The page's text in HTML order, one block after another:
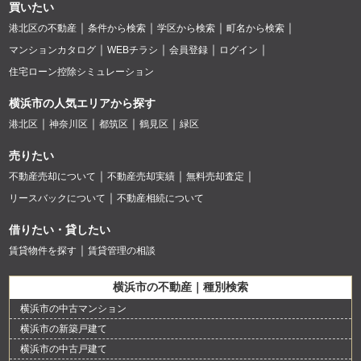
買いたい
港北区の不動産 条件から検索 学区から検索
町名から検索
マンションカタログ
WEBチラシ 会員登録
ログイン
住宅ローン控除シミュレーション
横浜市の人気エリアから探す
港北区 神奈川区 都筑区 鶴見区 緑区
売りたい
不動産売却について 不動産売却実績
無料売却査定
リースバックについて
不動産相続について
借りたい・貸したい
賃貸物件を探す 賃貸管理の相談
横浜市の不動産｜種別検索
横浜市の中古マンション
横浜市の新築戸建て
横浜市の中古戸建て